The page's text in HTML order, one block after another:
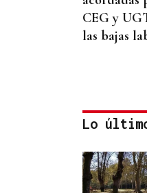
CEG y
las bajas
Lo